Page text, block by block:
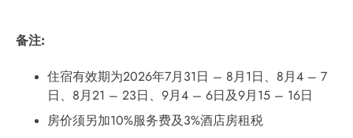
备注:
住宿有效期为2026年7月31日 – 8月1日、8月4 – 7
日、8月21 – 23日、9月4 – 6日及9月15 – 16日
房价须另加10%服务费及3%酒店房租税